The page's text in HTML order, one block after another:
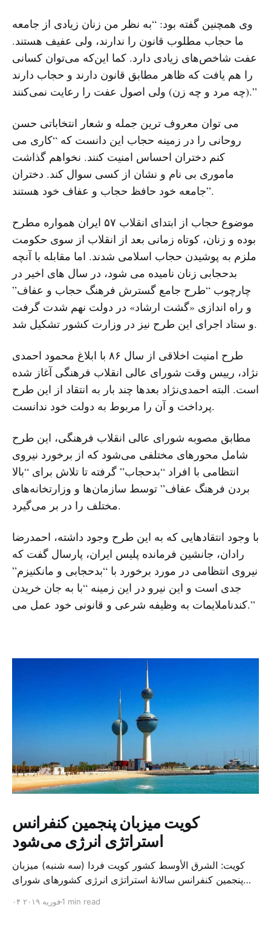
وی همچنین گفته بود: “به نظر من زنان زیادی از جامعه
ما حجاب مطلوب قانون را ندارند، ولی عفیف هستند.
عفت شاخص‌های زیادی دارد. کما این‌که می‌توان کسانی
را هم یافت که ظاهر مطابق قانون دارند و حجاب دارند
(چه مرد و چه زن) ولی اصول عفت را رعایت نمی‌کنند.”
می توان معروف ترین جمله و شعار انتخاباتی حسن
روحانی را در زمینه حجاب این دانست که “کاری می
کنم دختران احساس امنیت کنند. نخواهم گذاشت
ماموری بی نام و نشان از کسی سوال کند. دختران
جامعه خود حافظ حجاب و عفاف خود هستند”.
موضوع حجاب از ابتدای انقلاب ۵۷ ایران همواره مطرح
بوده و زنان، کوتاه زمانی بعد از انقلاب از سوی حکومت
ملزم به پوشیدن حجاب اسلامی شدند. اما مقابله با آنچه
بدحجابی زنان نامیده می شود، در سال های اخیر در
چارچوب “طرح جامع گسترش فرهنگ حجاب و عفاف”
و راه اندازی «گشت ارشاد» در دولت نهم شدت گرفت
و ستاد اجرای این طرح نیز در وزارت کشور تشکیل شد.
طرح امنیت اخلاقی از سال ۸۶ با ابلاغ محمود احمدی
نژاد، رییس وقت شورای عالی انقلاب فرهنگی آغاز شده
است. البته احمدی‌نژاد بعدها چند بار به انتقاد از این طرح
پرداخت و آن را مربوط به دولت خود ندانست.
مطابق مصوبه شورای عالی انقلاب فرهنگی، این طرح
شامل محورهای مختلفی می‌شود که از برخورد نیروی
انتظامی با افراد “بدحجاب” گرفته تا تلاش برای “بالا
بردن فرهنگ عفاف” توسط سازمان‌ها و وزارتخانه‌های
مختلف را در بر می‌گیرد.
با وجود انتقادهایی که به این طرح وجود داشته، احمدرضا
رادان، جانشین فرمانده پلیس ایران، پارسال گفت که
نیروی انتظامی در مورد برخورد با “بدحجابی و مانکنیزم”
جدی است و این نیرو در این زمینه “با به جان خریدن
ناملایمات به وظیفه شرعی و قانونی خود عمل می‌‎کند.”
کویت میزبان پنجمین کنفرانس
استراتژی انرژی می‌شود
کویت: الشرق الأوسط کشور کویت فردا (سه شنبه) میزبان
پنجمین کنفرانس سالانهٔ استراتژی انرژی کشورهای شورای
متخصص از شرکت‌های جهانی نفت و گاز در این کنفرانس
۰۴ فوریه ۲۰۱۹1 min read